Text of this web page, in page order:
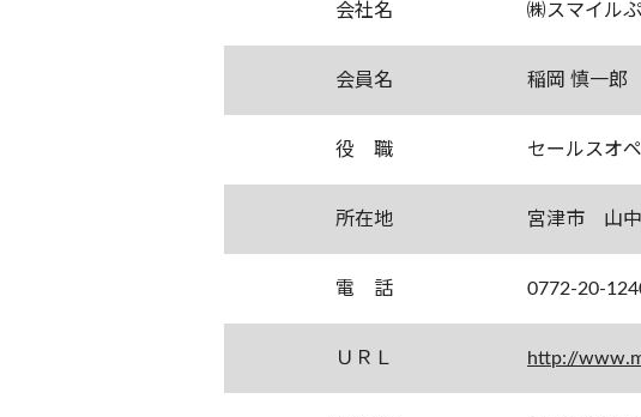
会社名 ㈱スマイル
会員名 稲岡 慎一郎
役 職 セールスオ
所在地 宮津市 山
電 話 0772-20-
ＵＲＬ http://